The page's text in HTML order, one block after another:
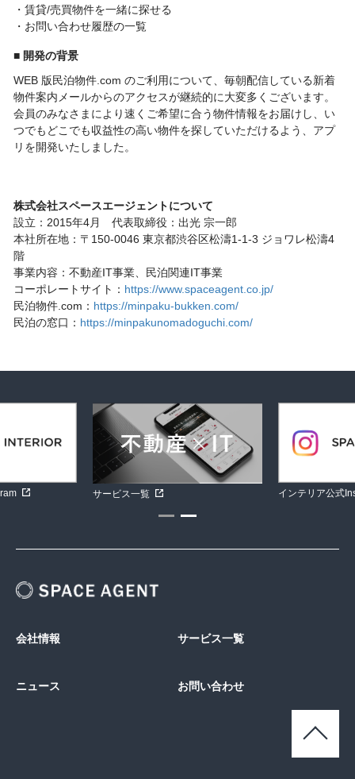
・賃貸/売買物件を一緒に探せる
・お問い合わせ履歴の一覧
■ 開発の背景
WEB 版民泊物件.com のご利用について、毎朝配信している新着
物件案内メールからのアクセスが継続的に大変多くございます。
会員のみなさまにより速くご希望に合う物件情報をお届けし、い
つでもどこでも収益性の高い物件を探していただけるよう、アプ
リを開発いたしました。
株式会社スペースエージェントについて
設立：2015年4月 代表取締役：出光 宗一郎
本社所在地：〒150-0046 東京都渋谷区松濤1-1-3 ジョワレ松濤4
階
事業内容：不動産IT事業、民泊関連IT事業
コーポレートサイト： https://www.spaceagent.co.jp/
民泊物件.com： https://minpaku-bukken.com/
民泊の窓口： https://minpakunomadoguchi.com/
サービス一覧 インテリア公式
会社情報 サービス一覧
ニュース お問い合わせ